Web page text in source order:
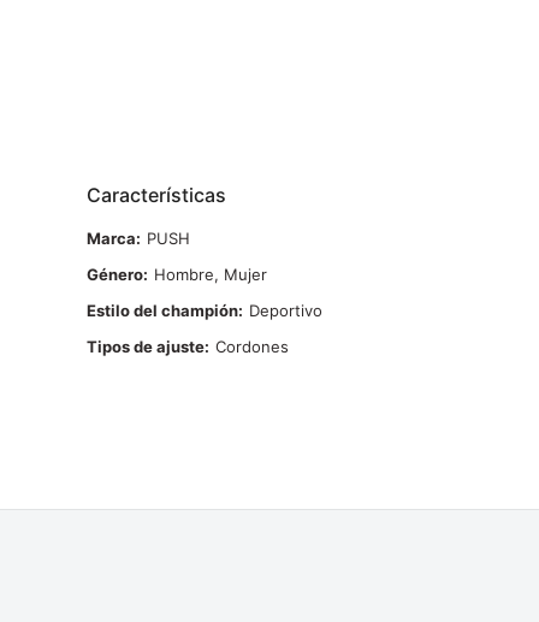
Características
Marca
PUSH
Género
Hombre, Mujer
Estilo del champión
Deportivo
Tipos de ajuste Cordones